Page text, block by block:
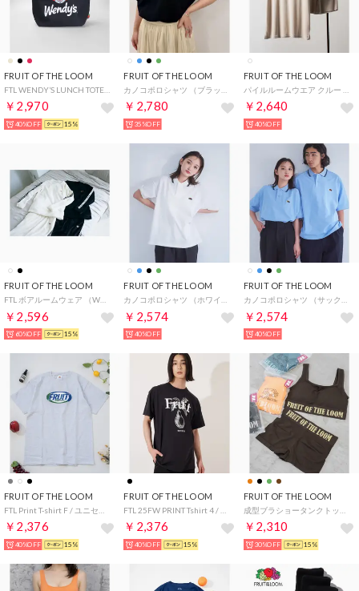
FRUIT OF THE LOOM
￥2,970
40%OFF 15%
FRUIT OF THE LOOM
￥2,780
35%OFF
FRUIT OF THE LOOM
￥2,640
40%OFF
FRUIT OF THE LOOM
FTL ボアルームウェア （WHITE）
￥2,596
60%OFF 15%
FRUIT OF THE LOOM
カノコポロシャツ （ホワイト）
￥2,574
40%OFF
FRUIT OF THE LOOM
カノコポロシャツ （サックスブルー）
￥2,574
40%OFF
FRUIT OF THE LOOM
￥2,376
40%OFF 15%
FRUIT OF THE LOOM
￥2,376
40%OFF 15%
FRUIT OF THE LOOM
￥2,310
30%OFF 15%